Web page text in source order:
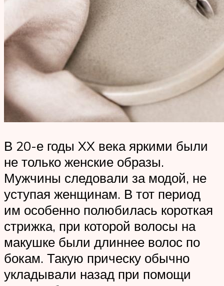
В 20-е годы XX века яркими были
не только женские образы.
Мужчины следовали за модой, не
уступая женщинам. В тот период
им особенно полюбилась короткая
стрижка, при которой волосы на
макушке были длиннее волос по
бокам. Такую прическу обычно
укладывали назад при помощи